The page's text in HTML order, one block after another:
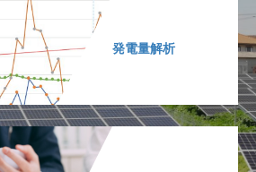
発電量解析